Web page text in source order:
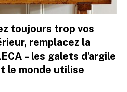
toujours trop vos
remplacez la
– les galets d’argile
le monde utilise